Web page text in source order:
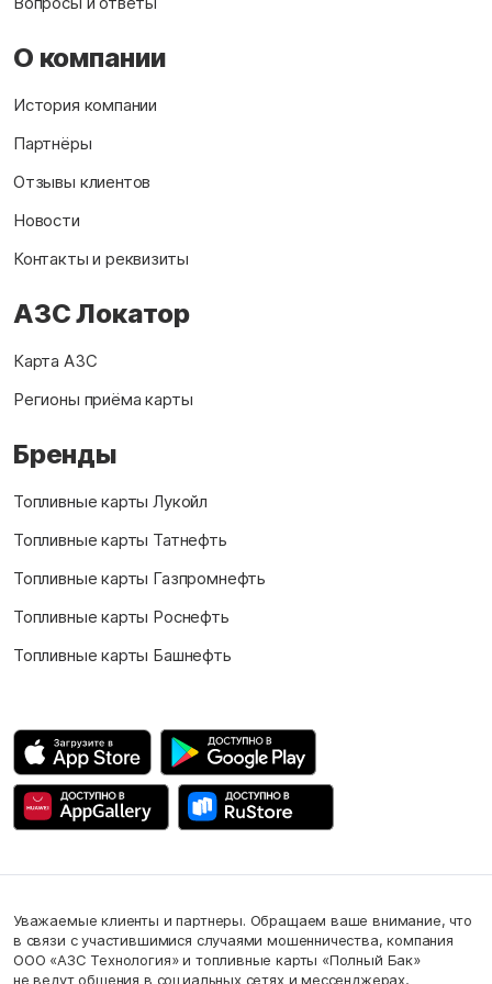
О компании
История компании
Партнёры
Отзывы клиентов
Новости
Контакты и реквизиты
АЗС Локатор
Карта АЗС
Регионы приёма карты
Бренды
Топливные карты Лукойл
Топливные карты Татнефть
Топливные карты Газпромнефть
Топливные карты Роснефть
Топливные карты Башнефть
Уважаемые клиенты и партнеры. Обращаем ваше внимание, что
в связи с участившимися случаями мошенничества, компания
ООО «АЗС Технология» и топливные карты «Полный Бак»
не ведут общения в социальных сетях и мессенджерах,